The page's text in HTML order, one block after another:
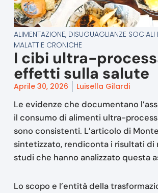
ALIMENTAZIONE, DISUGUAGLIANZE SOCIALI
MALATTIE CRONICHE
I cibi ultra-
effetti sulla salute
Aprile 30, 2026 Luisella Gilardi
Le evidenze che documentano
il consumo di alimenti ultra-
sono consistenti. L’articolo di
sintetizzato, rendiconta i risultati di
studi che hanno analizzato questa
Lo scopo e l’entità della